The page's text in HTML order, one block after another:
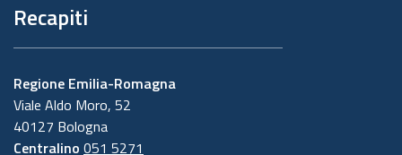
Recapiti
Regione Emilia-Romagna
Viale Aldo Moro, 52
40127 Bologna
Centralino 051 5271